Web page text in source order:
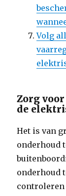
Volg
Zorg
de
Het is van
onderhoud
onderhoud
controleren